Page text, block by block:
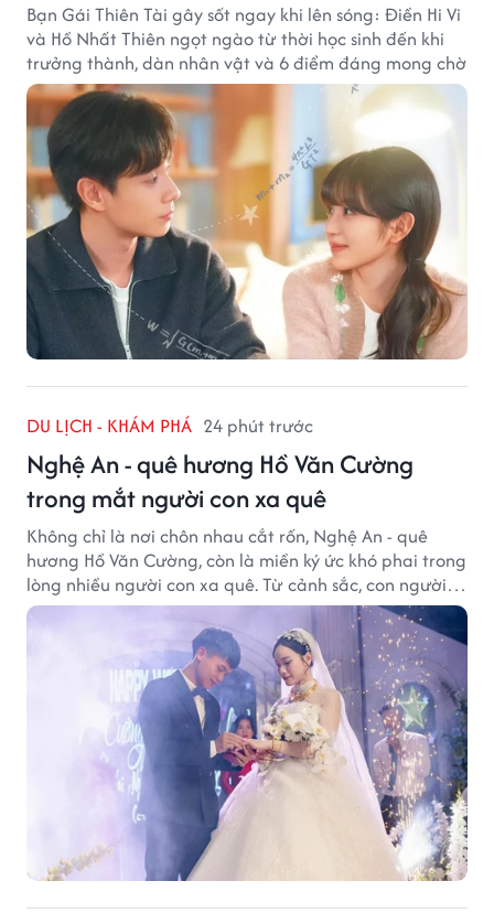
Bạn Gái Thiên Tài gây sốt ngay khi lên sóng: Điền Hi Vi
và Hồ Nhất Thiên ngọt ngào từ thời học sinh đến khi
trưởng thành, dàn nhân vật và 6 điểm đáng mong chờ
DU LỊCH - KHÁM PHÁ 24 phút trước
Nghệ An - quê hương Hồ Văn Cường
trong mắt người con xa quê
Không chỉ là nơi chôn nhau cắt rốn, Nghệ An - quê
hương Hồ Văn Cường, còn là miền ký ức khó phai trong
lòng nhiều người con xa quê. Từ cảnh sắc, con người
đến hương vị quê nhà, tất cả đều trở thành những
điều khiến họ luôn mong ngày trở về.